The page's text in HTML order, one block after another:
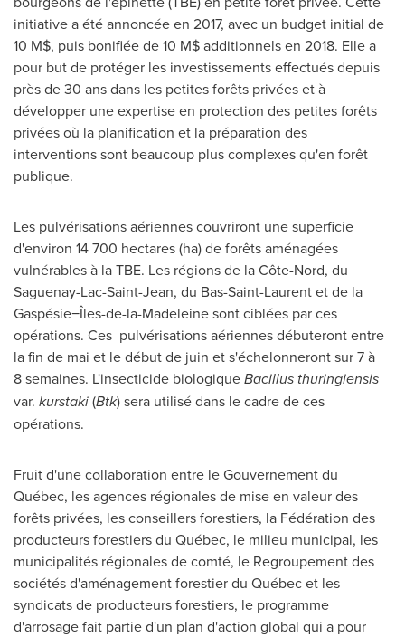
initiative a été annoncée en 2017, avec un budget initial de
10 M$, puis bonifiée de 10 M$ additionnels en 2018. Elle a
pour but de protéger les investissements effectués depuis
près de 30 ans dans les petites forêts privées et à
développer une expertise en protection des petites forêts
privées où la planification et la préparation des
interventions sont beaucoup plus complexes qu'en forêt
publique.
Les pulvérisations aériennes couvriront une superficie
d'environ 14 700 hectares (ha) de forêts aménagées
vulnérables à la TBE. Les régions de la Côte-Nord, du
Saguenay-Lac-Saint-Jean, du Bas-Saint-Laurent et de la
Gaspésie−Îles-de-la-Madeleine sont ciblées par ces
opérations. Ces pulvérisations aériennes débuteront entre
la fin de mai et le début de juin et s'échelonneront sur 7 à
8 semaines. L'insecticide biologiqueBacillus thuringiensis
var. kurstaki(Btk) sera utilisé dans le cadre de ces
opérations.
Fruit d'une collaboration entre le Gouvernement du
Québec, les agences régionales de mise en valeur des
forêts privées, les conseillers forestiers, la Fédération des
producteurs forestiers du Québec, le milieu municipal, les
municipalités régionales de comté, le Regroupement des
sociétés d'aménagement forestier du Québec et les
syndicats de producteurs forestiers, le programme
d'arrosage fait partie d'un plan d'action global qui a pour